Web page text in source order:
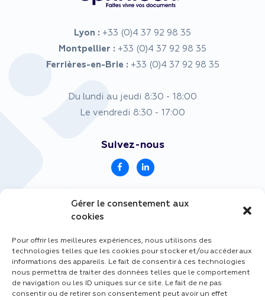
Gérer le consentement aux
cookies
Pour offrir les meilleures expériences, nous utilisons des
technologies telles que les cookies pour stocker et/ou accéder aux
informations des appareils. Le fait de consentir à ces technologies
nous permettra de traiter des données telles que le comportement
de navigation ou les ID uniques sur ce site. Le fait de ne pas
consentir ou de retirer son consentement peut avoir un effet
Lyon : +33 (0)4 37 92 98 35
Montpellier : +33 (0)4 37 92 98 35
Ferrières-en-Brie : +33 (0)4 37 92 98 35
Du lundi au jeudi 8:30 - 18:00
Le vendredi 8:30 - 17:00
Suivez-nous
Accès rapides
Nos engagements
Notre équipe
Nos offres
Actualités